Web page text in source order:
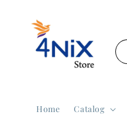
Home Catalog